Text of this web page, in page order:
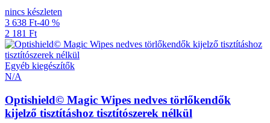
nincs készleten
3 638 Ft-40 %
2 181 Ft
Egyéb kiegészítők
N/A
Optishield© Magic Wipes nedves törlőkendők
kijelző tisztításhoz tisztítószerek nélkül